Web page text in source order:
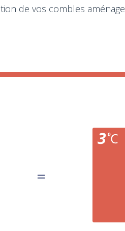
de vos combles